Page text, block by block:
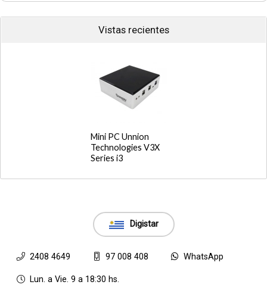
Vistas recientes
Mini PC Unnion
Technologies V3X
Series i3
Digistar
2408 4649 97 008 408 WhatsApp
Lun. a Vie. 9 a 18:30 hs.